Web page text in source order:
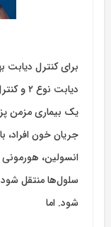
برای کنترل دیابت
یک بیماری مزمن
جریان خون افراد،
انسولین،
سلول‌ها منتقل
شود. اما